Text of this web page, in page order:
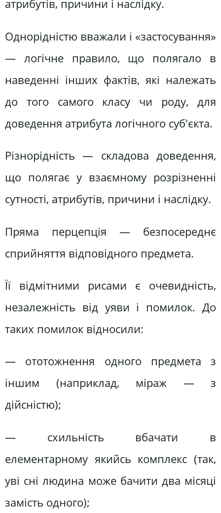
атрибутів, причини і наслідку.
Однорідністю вважали і «застосування»
— логічне правило, що полягало в
наведенні інших фактів, які належать
до того самого класу чи роду, для
доведення атрибута логічного суб'єкта.
Різнорідність — складова доведення,
що полягає у взаємному розрізненні
сутності, атрибутів, причини і наслідку.
Пряма перцепція — безпосереднє
сприйняття відповідного предмета.
Її відмітними рисами є очевидність,
незалежність від уяви і помилок. До
таких помилок відносили:
— ототожнення одного предмета з
іншим (наприклад, міраж — з
дійсністю);
— схильність вбачати в
елементарному якийсь комплекс (так,
уві сні людина може бачити два місяці
замість одного);